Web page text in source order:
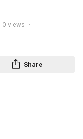
0 views
Share